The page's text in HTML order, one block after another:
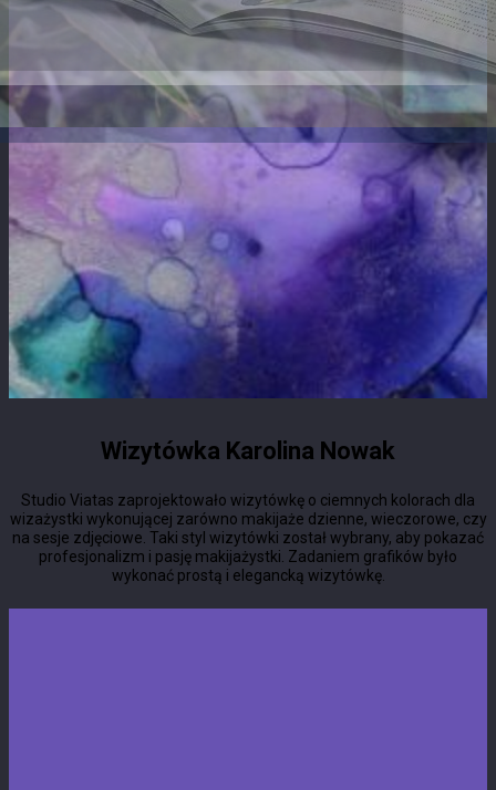
Wizytówka Karolina Nowak
Studio Viatas zaprojektowało wizytówkę o ciemnych kolorach dla
wizażystki wykonującej zarówno makijaże dzienne, wieczorowe, czy
na sesje zdjęciowe. Taki styl wizytówki został wybrany, aby pokazać
profesjonalizm i pasję makijażystki. Zadaniem grafików było
wykonać prostą i elegancką wizytówkę.